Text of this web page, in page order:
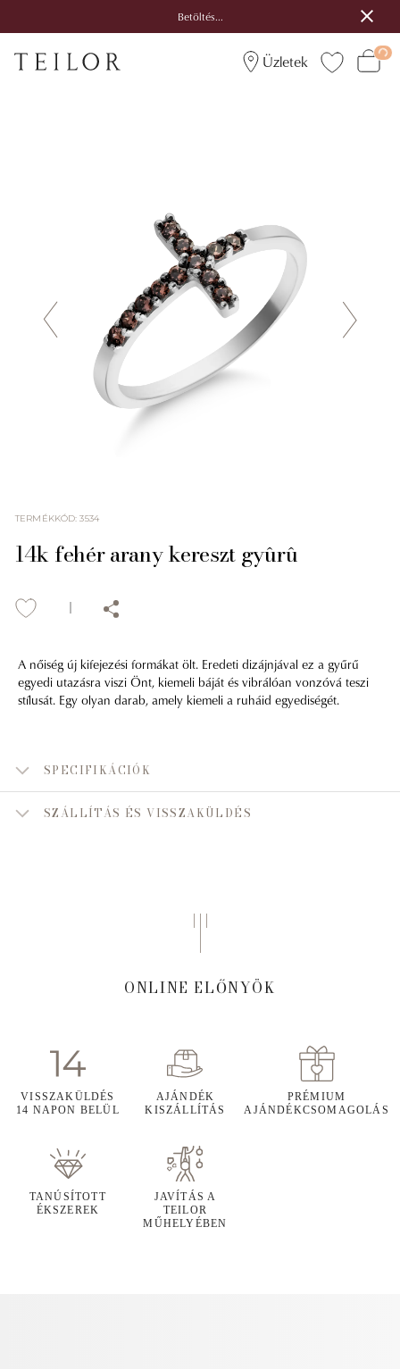
Betöltés...
Üzletek
TERMÉKKÓD:3534
14k fehér arany kereszt gyûrû
A nőiség új kifejezési formákat ölt. Eredeti dizájnjával ez a gyűrű
egyedi utazásra viszi Önt, kiemeli báját és vibrálóan vonzóvá teszi
stílusát. Egy olyan darab, amely kiemeli a ruháid egyediségét.
SPECIFIKÁCIÓK
SZÁLLÍTÁS ÉS VISSZAKÜLDÉS
ONLINE ELŐNYÖK
VISSZAKÜLDÉS
14 NAPON BELÜL
AJÁNDÉK
KISZÁLLÍTÁS
PRÉMIUM
AJÁNDÉKCSOMAGOLÁS
TANÚSÍTOTT
ÉKSZEREK
JAVÍTÁS A
TEILOR
MŰHELYÉBEN